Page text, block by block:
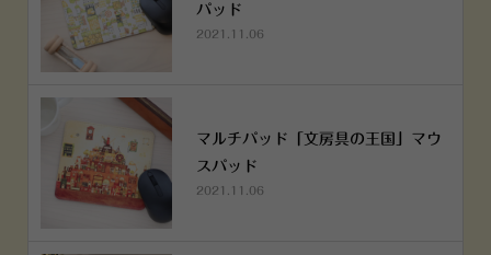
パッド
2021.11.06
マルチパッド「文房具の王国」マウ
スパッド
2021.11.06